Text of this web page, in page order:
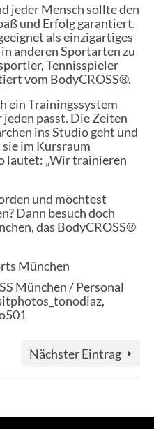
jeder Mensch sollte den
und Erfolg garantiert.
als einzigartiges
anderen Sportarten zu
Tennisspieler
vom BodyCROSS®.
ein Trainingssystem
jeden passt. Die Zeiten
ins Studio geht und
sie im Kursraum
lautet: „Wir trainieren
und möchtest
Dann besuch doch
das BodyCROSS®
München
München / Personal
Nächster Eintrag